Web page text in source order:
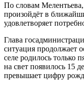
По словам
произойдёт в
удовлетворяет
Глава
ситуация продолжает
селе родилось только
на свет появилось 15
превышает цифру